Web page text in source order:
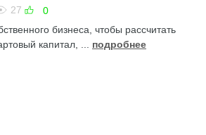
27
0
бизнеса, чтобы рассчитать
капитал, ... подробнее